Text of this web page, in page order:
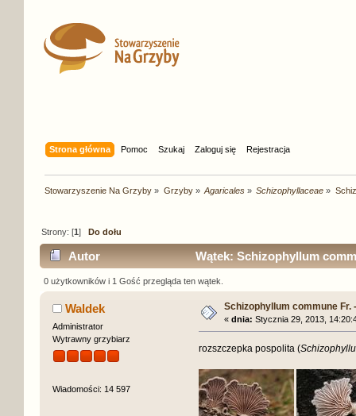
Strona główna Pomoc Szukaj Zaloguj się Rejestracja
Stowarzyszenie Na Grzyby » Grzyby» Agaricales» Schizophyllaceae »
Strony: [1]Do dołu
Autor Wątek: Schizophyllum
0 użytkowników i 1 Gość przegląda ten wątek.
Waldek
Administrator
Wytrawny grzybiarz
Wiadomości: 14 597
Schizophyllum commune Fr.
« dnia: Stycznia 29, 2013,
rozszczepka pospolita (